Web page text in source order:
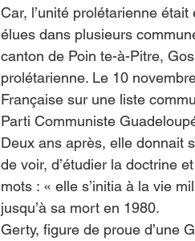
Car, l’unité prolétarienne
élues dans plusieurs
canton de Poin te-à-Pitre,
prolétarienne. Le 10
Française sur une liste
Parti Communiste
Deux ans après, elle donnait
de voir, d’étudier la doctrine
mots : « elle s’initia à la vie
jusqu’à sa mort en 1980.
Gerty, figure de proue d’une